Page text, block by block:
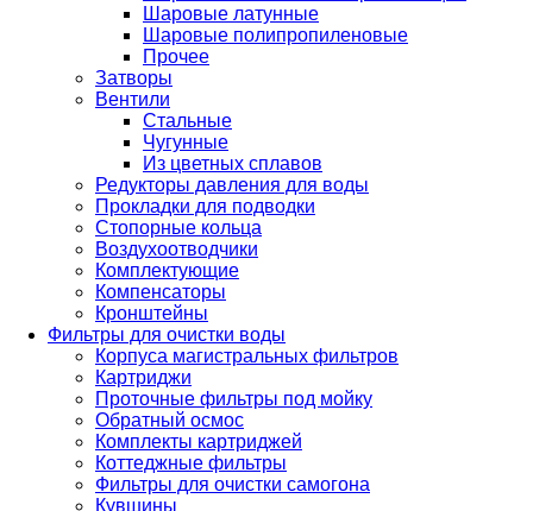
Шаровые латунные
Шаровые полипропиленовые
Прочее
Затворы
Вентили
Стальные
Чугунные
Из цветных сплавов
Редукторы давления для воды
Прокладки для подводки
Стопорные кольца
Воздухоотводчики
Комплектующие
Компенсаторы
Кронштейны
Фильтры для очистки воды
Корпуса магистральных фильтров
Картриджи
Проточные фильтры под мойку
Обратный осмос
Комплекты картриджей
Коттеджные фильтры
Фильтры для очистки самогона
Кувшины